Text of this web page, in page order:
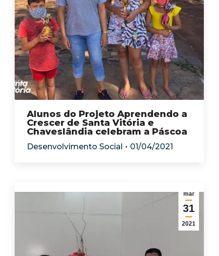
Alunos do Projeto Aprendendo a
Crescer de Santa Vitória e
Chaveslândia celebram a Páscoa
Desenvolvimento Social 01/04/2021
mar
31
2021